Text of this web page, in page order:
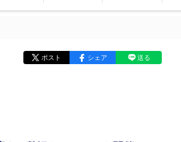
ポスト シェア 送る